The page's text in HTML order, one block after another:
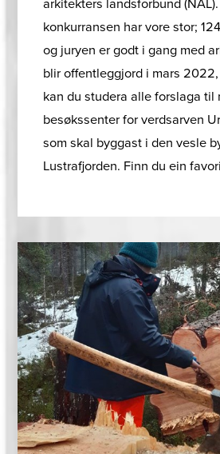
arkitekters landsforbund
konkurransen har vore stor;
og juryen er godt i gang med
blir offentleggjord i mars
kan du studera alle forslaga til
besøkssenter for verdsarven
som skal byggast i den vesle
Lustrafjorden. Finn du ein